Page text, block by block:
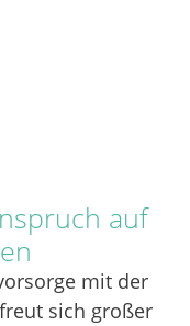
auf
mit der
sich großer